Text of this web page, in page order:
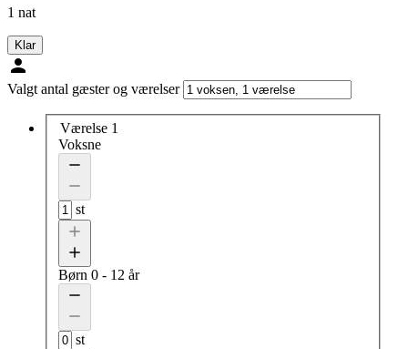
1 nat
Klar
Valgt antal gæster og værelser
Værelse 1
Voksne
st
Børn 0 - 12 år
st